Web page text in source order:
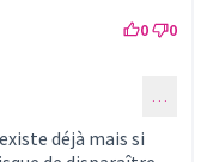
0 0
au commentaire 349)
…
déjà mais si